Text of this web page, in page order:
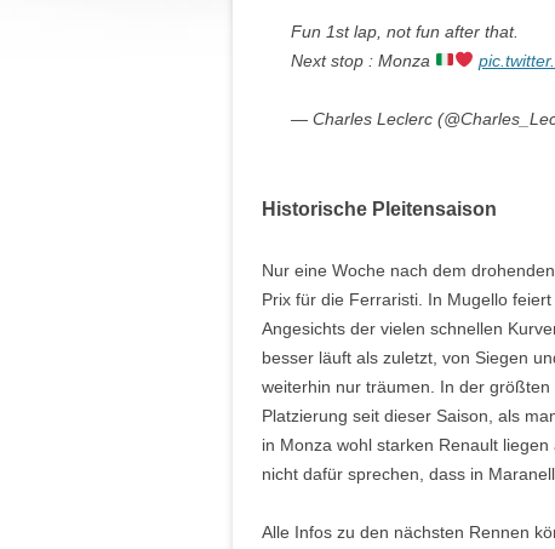
Fun 1st lap, not fun after that.
Next stop : Monza
— Charles Leclerc
Historische Pleitensaison
Nur eine Woche nach dem
Prix für die Ferraristi. In Mugello
Angesichts der vielen schnellen
besser läuft als zuletzt, von Siegen
weiterhin nur träumen. In der
Platzierung seit dieser Saison, als
in Monza wohl starken Renault
nicht dafür sprechen, dass in
Alle Infos zu den nächsten Rennen